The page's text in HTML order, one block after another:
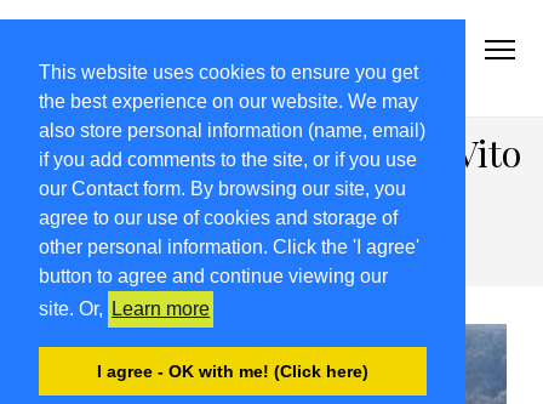
This website uses cookies to ensure you get
the best experience on our website. We may
also store personal information (name, email)
if you add comments to the site, or if you use
our Contact form. By browsing our site, you
agree to our use of cookies and storage of
other personal information. Click the 'I agree'
button to agree and continue viewing our
site. Or,
Learn more
I agree - OK with me! (Click here)
#Cultura #Turismo #Eventi #Territorio-FVG
“Patrie dal Friûl”, la festa a Vito
d’Asio. Ma il 3 aprile la
bandiera anche a Trieste